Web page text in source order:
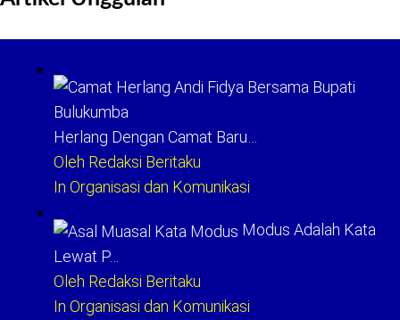
Herlang Dengan Camat Baru…
Oleh Redaksi Beritaku
In Organisasi dan Komunikasi
Modus Adalah Kata
Lewat P…
Oleh Redaksi Beritaku
In Organisasi dan Komunikasi